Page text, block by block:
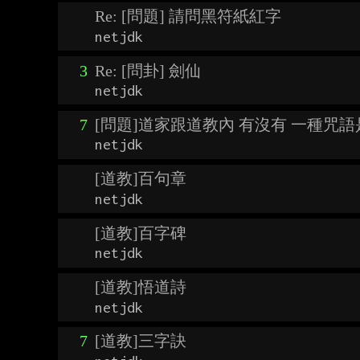
Re: [問題] 請問黑符紙紅字
netjdk
3 Re: [問卦] 劍仙
netjdk
7 [問題]道家跟道教內 有沒有 一種咒
netjdk
[道教]百句章
netjdk
[道教]百字碑
netjdk
[道教]悟道詩
netjdk
7 [道教]三字訣